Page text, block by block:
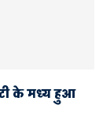
के मध्य हुआ